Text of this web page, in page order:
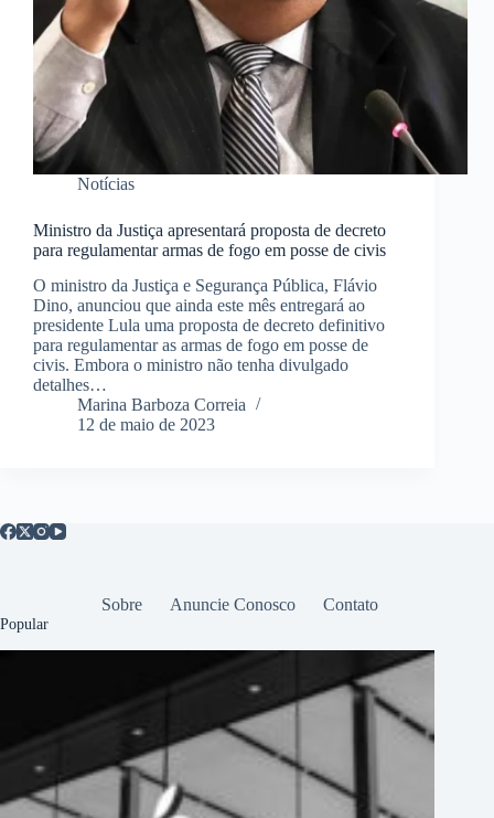
Notícias
Ministro da Justiça apresentará proposta de decreto
para regulamentar armas de fogo em posse de civis
O ministro da Justiça e Segurança Pública, Flávio
Dino, anunciou que ainda este mês entregará ao
presidente Lula uma proposta de decreto definitivo
para regulamentar as armas de fogo em posse de
civis. Embora o ministro não tenha divulgado
detalhes…
Marina Barboza Correia
12 de maio de 2023
Sobre Anuncie Conosco Contato
Popular